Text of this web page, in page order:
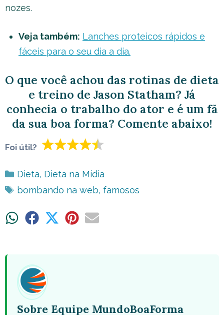
nozes.
Veja também: Lanches proteicos rápidos e
fáceis para o seu dia a dia.
O que você achou das rotinas de dieta
e treino de Jason Statham? Já
conhecia o trabalho do ator e é um fã
da sua boa forma? Comente abaixo!
Foi útil?
Categorias
Dieta, Dieta na Mídia
Tags
bombando na web, famosos
ShareShare ShareShareShare
Sobre Equipe MundoBoaForma